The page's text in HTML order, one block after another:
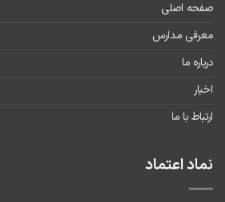
صفحه اصلی
معرفی مدارس
درباره ما
اخبار
ارتباط با ما
نماد اعتماد